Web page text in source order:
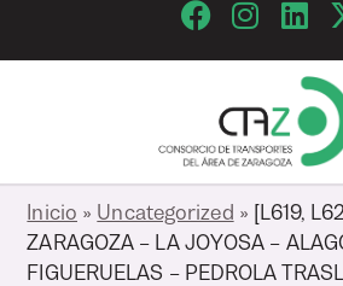
Inicio » Uncategorized » [L619,
ZARAGOZA – LA JOYOSA –
FIGUERUELAS – PEDROLA